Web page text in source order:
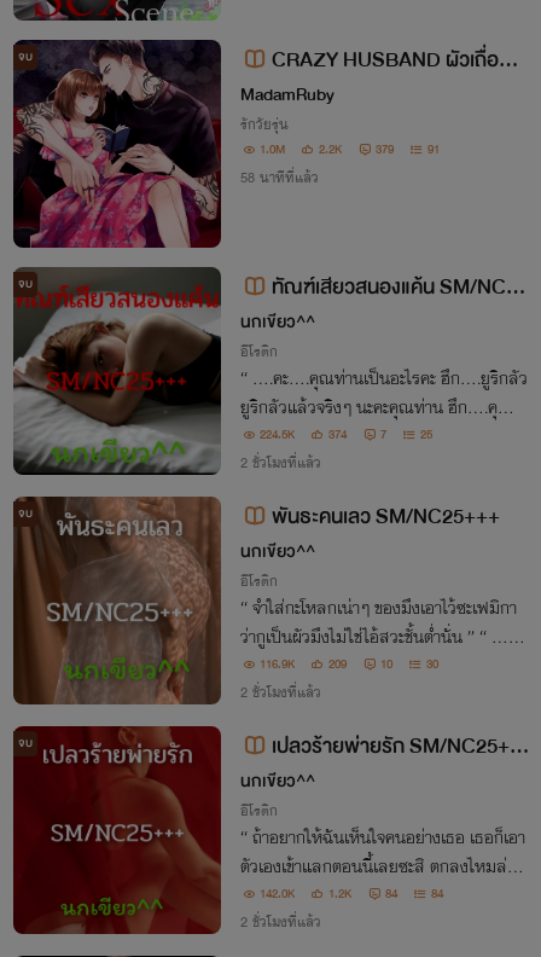
จบ
CRAZY HUSBAND ผัวเถื่อน
(SM/NC21+)
MadamRuby
รักวัยรุ่น
1.0M 2.2K 379 91
58 นาทีที่แล้ว
จบ
ทัณฑ์เสียวสนองแค้น SM/NC25
+++
นกเขียว^^
อีโรติก
“ ….คะ….คุณท่านเป็นอะไรคะ ฮึก….ยูริกลัว
ยูริกลัวแล้วจริงๆ นะคะคุณท่าน ฮึก….คุณท่
านเป็น…. ” “ ฉันก็กำลังจะเป็นผัวของเธอไง
224.5K 374 7 25
2 ชั่วโมงที่แล้ว
จบ พันธะคนเลว SM/NC25+++
นกเขียว^^
อีโรติก
“ จำใส่กะโหลกเน่าๆ ของมึงเอาไว้ซะเฟมิกา
ว่ากูเป็นผัวมึงไม่ใช่ไอ้สวะชั้นต่ำนั่น ” “ …พ
ะ…พี่เลจะทำอะไร… ” “ กรี๊ดดดดดดดด!!!!!!!!!
”
116.9K 209 10 30
2 ชั่วโมงที่แล้ว
จบ
เปลวร้ายพ่ายรัก SM/NC25++
+
นกเขียว^^
อีโรติก
“ ถ้าอยากให้ฉันเห็นใจคนอย่างเธอ เธอก็เอา
ตัวเองเข้าแลกตอนนี้เลยซะสิ ตกลงไหมล่ะเค
ทธิกา? ” “ ห้ะ!! ….พะ….พูดแบบนี้ออกมาไ
142.0K 1.2K 84 84
2 ชั่วโมงที่แล้ว